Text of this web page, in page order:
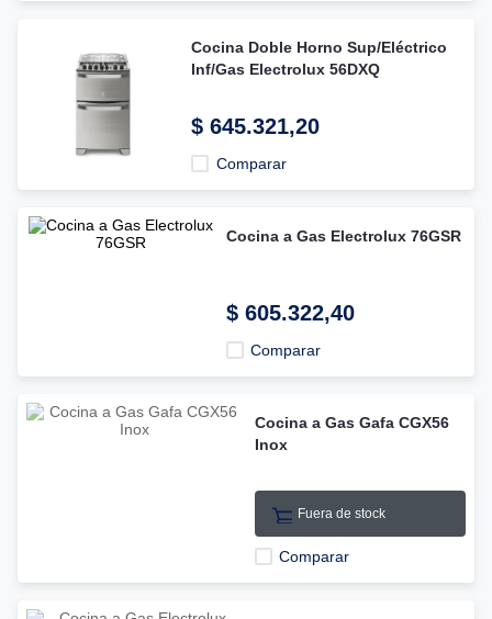
Cocina Doble Horno Sup/Eléctrico
Inf/Gas Electrolux 56DXQ
$ 645.321,20
Comparar
Cocina a Gas Electrolux 76GSR
$ 605.322,40
Comparar
Cocina a Gas Gafa CGX56
Inox
Fuera de stock
Comparar